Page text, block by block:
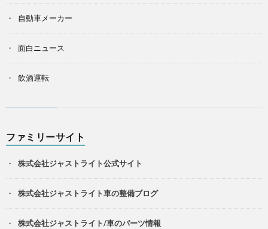
自動車メーカー
面白ニュース
飲酒運転
ファミリーサイト
株式会社ジャストライト公式サイト
株式会社ジャストライト車の整備ブログ
株式会社ジャストライト/車のパーツ情報